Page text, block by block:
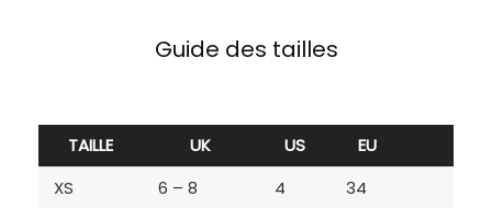
Guide des tailles
TAILLE UK US
EU
XS
6 – 8 4
34